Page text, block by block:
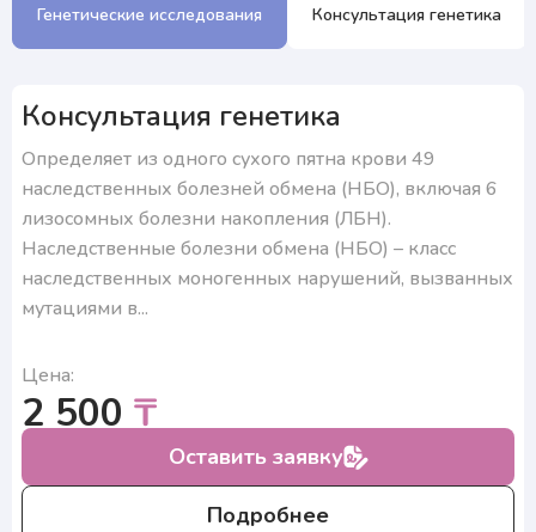
RUKZ
Генетические исследования Консультация генетика
Консультация генетика
Определяет из одного сухого пятна крови 49
наследственных болезней обмена (НБО), включая 6
лизосомных болезни накопления (ЛБН).
Наследственные болезни обмена (НБО) – класс
наследственных моногенных нарушений, вызванных
мутациями в...
Оставить заявку
Подробнее
Цена:
2 500 ₸
₽
Нажимая на кнопку, я подтверждаю, что согласен
с условиями обработки персональных данных и
подтверждаю согласие на получение ответа, а также
ознакомлен с правилами подготовки к исследованиям
Нажимая на кнопку, я подтверждаю, что согласен
с условиями обработки персональных данных и
подтверждаю согласие на получение ответа, а также